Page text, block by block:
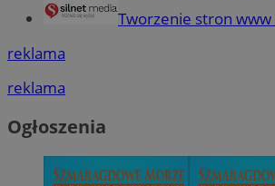
Tworzenie stron www
reklama
reklama
Ogłoszenia